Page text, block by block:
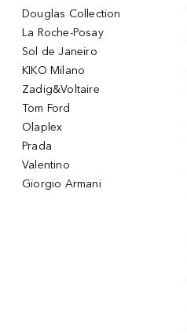
Douglas Collection
La Roche-Posay
Sol de Janeiro
KIKO Milano
Zadig&Voltaire
Tom Ford
Olaplex
Prada
Valentino
Giorgio Armani